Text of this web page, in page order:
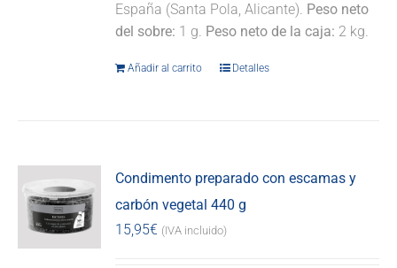
España (Santa Pola, Alicante). Peso neto
del sobre: 1 g. Peso neto de la caja: 2 kg.
Añadir al carrito Detalles
Condimento preparado con escamas y
carbón vegetal 440 g
15,95€ (IVA incluido)